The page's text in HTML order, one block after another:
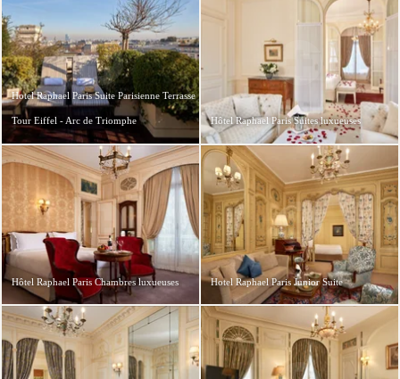
Hotel Raphael Paris Suite Parisienne Terrasse
Tour Eiffel - Arc de Triomphe Hôtel Raphael Paris Suites luxueuses
Hôtel Raphael Paris Chambres luxueuses Hotel Raphael Paris Junior Suite